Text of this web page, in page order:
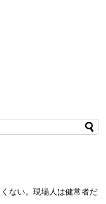
ない。現場人は健常者だ